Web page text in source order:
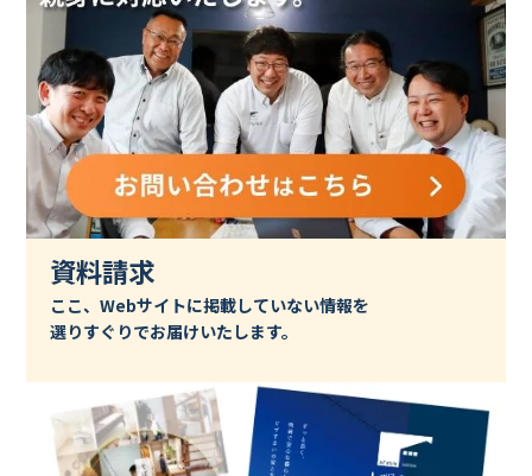
資料請求
ここ、Webサイトに掲載していない情報を
選りすぐりでお届けいたします。